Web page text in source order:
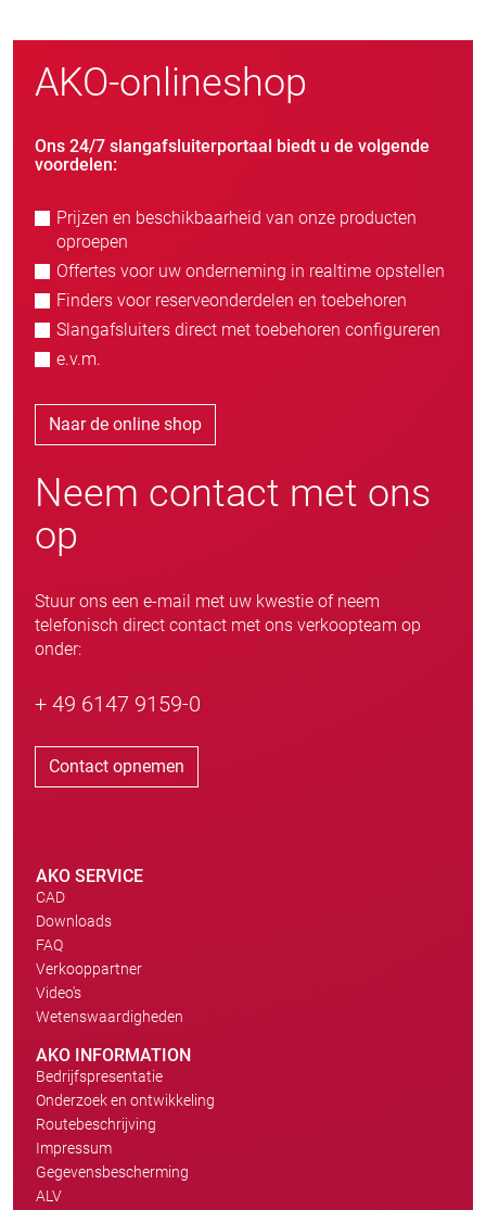
AKO-onlineshop
Ons 24/7 slangafsluiterportaal biedt u de volgende
voordelen:
Prijzen en beschikbaarheid van onze producten
oproepen
Offertes voor uw onderneming in realtime opstellen
Finders voor reserveonderdelen en toebehoren
Slangafsluiters direct met toebehoren configureren
e.v.m.
Naar de online shop
Neem contact met ons
op
Stuur ons een e-mail met uw kwestie of neem
telefonisch direct contact met ons verkoopteam op
onder:
+ 49 6147 9159-0
Contact opnemen
AKO SERVICE
CAD
Downloads
FAQ
Verkooppartner
Video's
Wetenswaardigheden
AKO INFORMATION
Bedrijfspresentatie
Onderzoek en ontwikkeling
Routebeschrijving
Impressum
Gegevensbescherming
ALV